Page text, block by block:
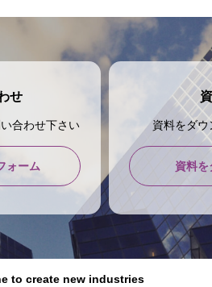
せ
合わせ下さい
ォーム
資料をダ
資料を
to create new industries